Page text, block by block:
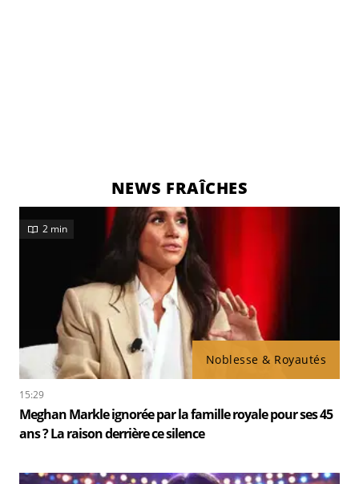
NEWS FRAÎCHES
Noblesse & Royautés
2 min
15:29
Meghan Markle ignorée par la famille royale pour ses 45
ans ? La raison derrière ce silence